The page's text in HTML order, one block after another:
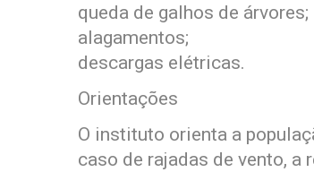
queda de galhos de árvores;
alagamentos;
descargas elétricas.
Orientações
O instituto orienta a
caso de rajadas de vento, a